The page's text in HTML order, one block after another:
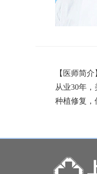
【医师简介
从业30年
种植修复，